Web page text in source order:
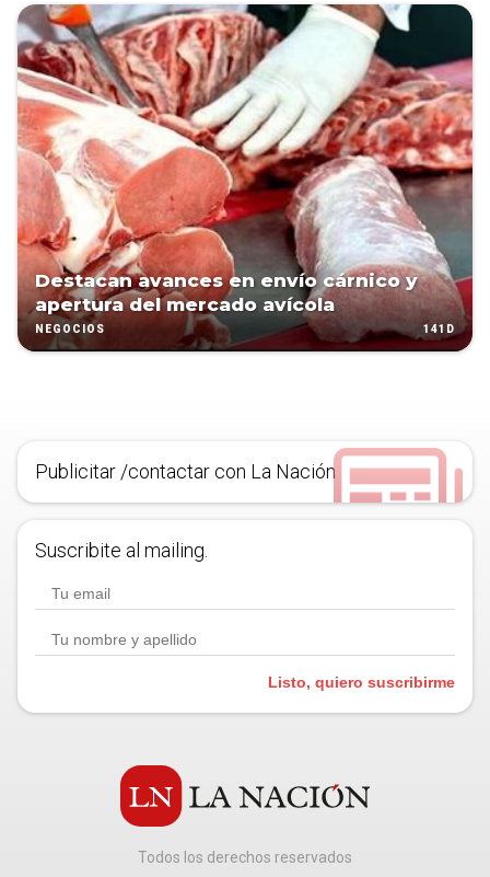
Destacan avances en envío cárnico y
apertura del mercado avícola
NEGOCIOS 141D
Publicitar /contactar con La Nación
Suscribite al mailing.
Listo, quiero suscribirme
Todos los derechos reservados